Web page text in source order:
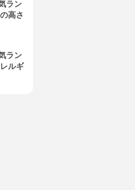
ラン
高さ
ラン
ルギ